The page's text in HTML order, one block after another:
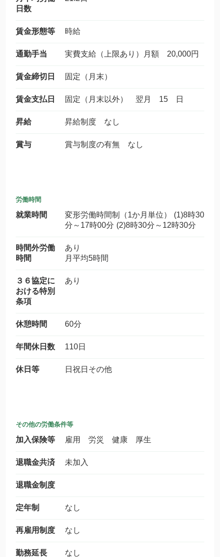
日数
賃金形態等 時給
通勤手当 実費支給（上限あり）月額 20,000円
賃金締切日 固定（月末）
賃金支払日 固定（月末以外） 翌月 15 日
昇給 昇給制度 なし
賞与 賞与制度の有無 なし
労働時間
就業時間
変形労働時間制（1か月単位） (1)8時30
分～17時00分 (2)8時30分～12時30分
時間外労働
時間
あり
月平均5時間
３６協定に
おける特別
条項
あり
休憩時間 60分
年間休日数 110日
休日等 日祝日その他
その他の労働条件等
加入保険等 雇用 労災 健康 厚生
退職金共済 未加入
退職金制度
定年制 なし
再雇用制度 なし
勤務延長 なし